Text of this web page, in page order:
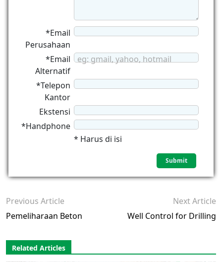
*Email
Perusahaan
*Email
Alternatif
eg: gmail, yahoo, hotmail
*Telepon
Kantor
Ekstensi
*Handphone
* Harus di isi
Previous Article
Pemeliharaan Beton
Next Article
Well Control for Drilling
Related Articles